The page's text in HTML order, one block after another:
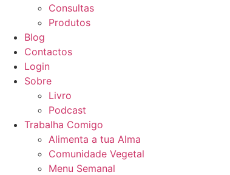
Consultas
Produtos
Blog
Contactos
Login
Sobre
Livro
Podcast
Trabalha Comigo
Alimenta a tua Alma
Comunidade Vegetal
Menu Semanal